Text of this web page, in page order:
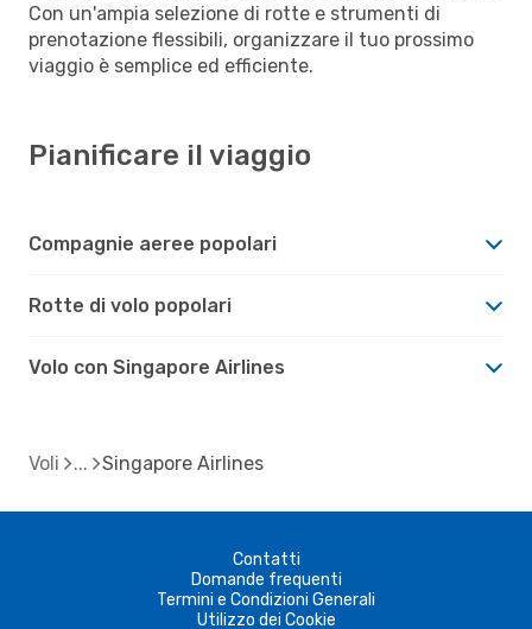
Con un'ampia selezione di rotte e strumenti di
prenotazione flessibili, organizzare il tuo prossimo
viaggio è semplice ed efficiente.
Pianificare il viaggio
Compagnie aeree popolari
Rotte di volo popolari
Volo con Singapore Airlines
Voli Singapore Airlines
Contatti
Domande frequenti
Termini e Condizioni Generali
Utilizzo dei Cookie